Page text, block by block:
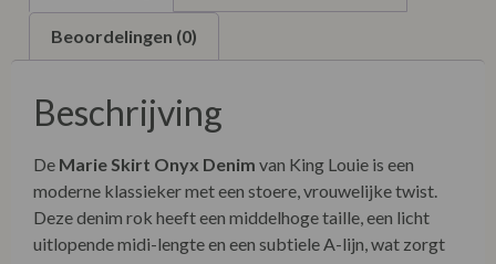
Beoordelingen (0)
Beschrijving
De Marie Skirt Onyx Denim van King Louie is een
moderne klassieker met een stoere, vrouwelijke twist.
Deze denim rok heeft een middelhoge taille, een licht
uitlopende midi-lengte en een subtiele A-lijn, wat zorgt